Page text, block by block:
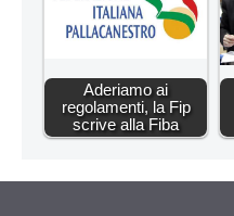
Aderiamo ai
regolamenti, la Fip
scrive alla Fiba